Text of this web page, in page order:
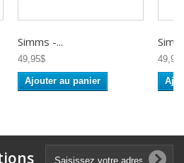
Simms -...
49,95$
Ajouter au panier